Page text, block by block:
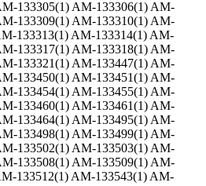
133305(1) AM-133306(1) AM-
133309(1) AM-133310(1) AM-
133313(1) AM-133314(1) AM-
133317(1) AM-133318(1) AM-
133321(1) AM-133447(1) AM-
133450(1) AM-133451(1) AM-
133454(1) AM-133455(1) AM-
133460(1) AM-133461(1) AM-
133464(1) AM-133495(1) AM-
133498(1) AM-133499(1) AM-
133502(1) AM-133503(1) AM-
133508(1) AM-133509(1) AM-
133512(1) AM-133543(1) AM-